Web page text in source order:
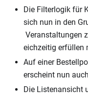
Die Filterlogik für
sich nun in den
Veranstaltungen
eichzeitig erfüllen
Auf einer
erscheint nun
Die Listenansicht